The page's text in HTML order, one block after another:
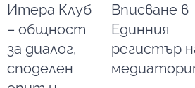
Итера Клуб
– общност
за диалог,
споделен
Вписване в
Единния
регистър